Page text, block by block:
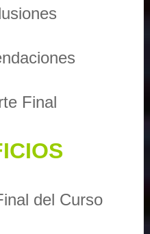
Final
del Curso